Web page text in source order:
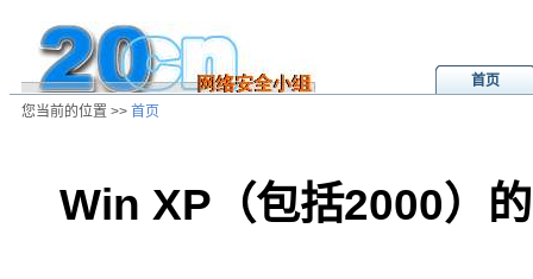
首页
您当前的位置 >> 首页
Win XP（包括2000）